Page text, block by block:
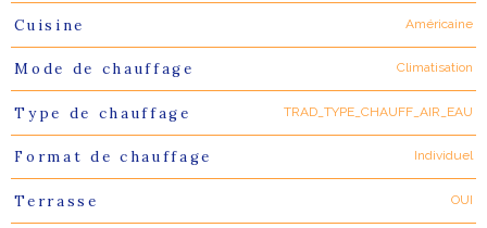
Cuisine Américaine
Mode de chauffage Climatisation
Type de chauffage TRAD_TYPE_CHAUFF_AIR_EAU
Format de chauffage Individuel
Terrasse OUI